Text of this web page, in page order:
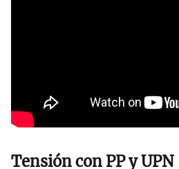
Tensión con PP y UPN